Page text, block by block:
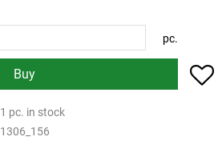
pc.
Buy
1 pc. in stock
1306_156